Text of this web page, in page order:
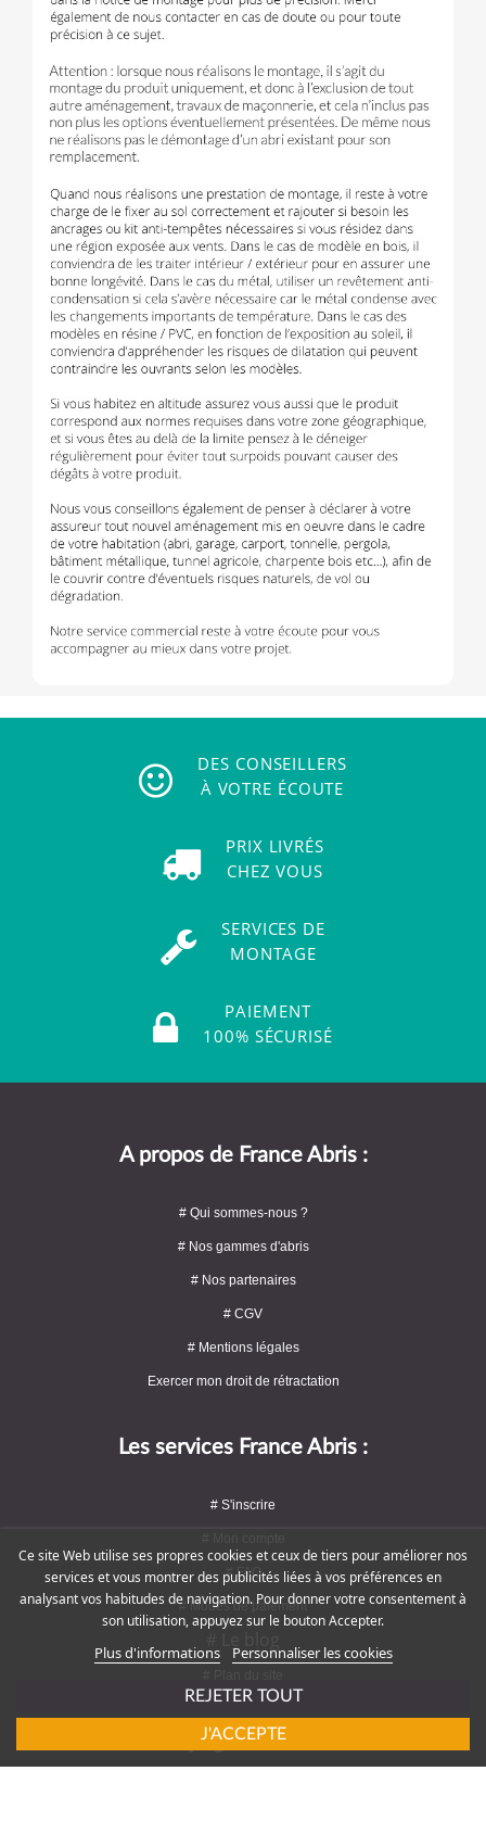
DES CONSEILLERS
À VOTRE ÉCOUTE
PRIX LIVRÉS
CHEZ VOUS
SERVICES DE
MONTAGE
PAIEMENT
100% SÉCURISÉ
A propos de France Abris :
# Qui sommes-nous ?
# Nos gammes d'abris
# Nos partenaires
# CGV
# Mentions légales
Exercer mon droit de rétractation
Les services France Abris :
# S'inscrire
# FAQ
# Modes de paiement
Rejoignez-nous !
Ce site Web utilise ses propres cookies et ceux de tiers pour améliorer nos
services et vous montrer des publicités liées à vos préférences en
analysant vos habitudes de navigation. Pour donner votre consentement à
son utilisation, appuyez sur le bouton Accepter.
Plus d'informations Personnaliser les cookies
REJETER TOUT
J'ACCEPTE